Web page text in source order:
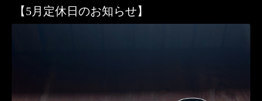
【5月定休日のお知らせ】